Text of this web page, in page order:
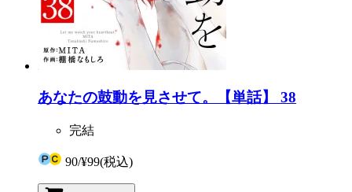
あなたの鼓動を見させて。【単話】 38
完結
90/¥99(税込)